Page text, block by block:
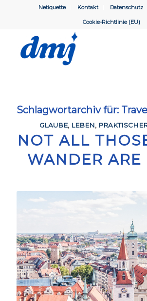
Netiquette Kontakt Datenschutz
Cookie-Richtlinie (EU)
Schlagwortarchiv für:
GLAUBE, LEBEN,
NOT ALL
WANDER ARE